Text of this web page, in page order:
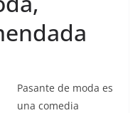
Pasante de moda es
una comedia